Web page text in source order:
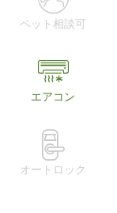
ペット相談可
エアコン
オートロック